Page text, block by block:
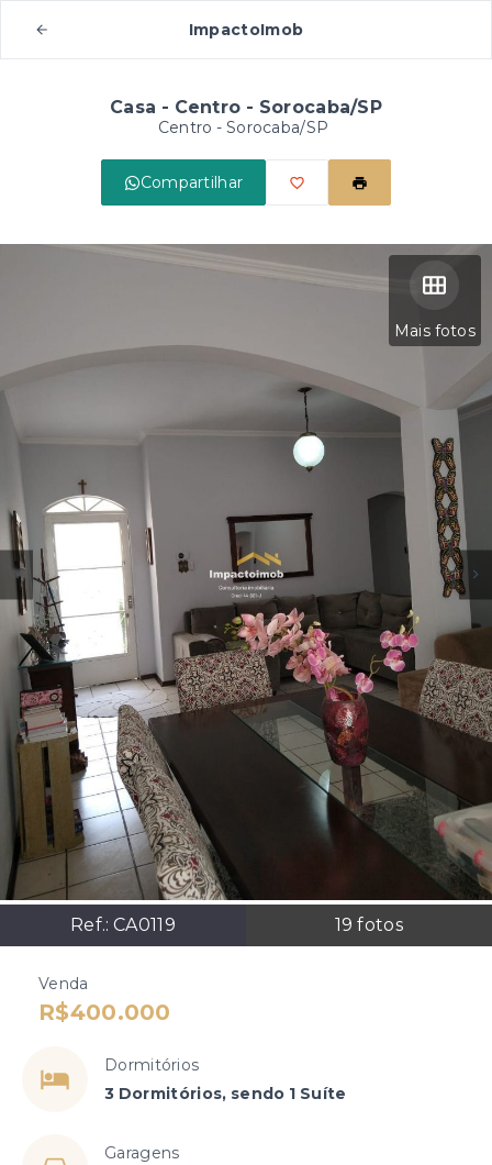
ImpactoImob
Casa - Centro - Sorocaba/SP
Centro - Sorocaba/SP
Compartilhar
Mais fotos
Ref.:CA0119 19 fotos
Venda
R$400.000
Dormitórios
3 Dormitórios, sendo 1 Suíte
Garagens